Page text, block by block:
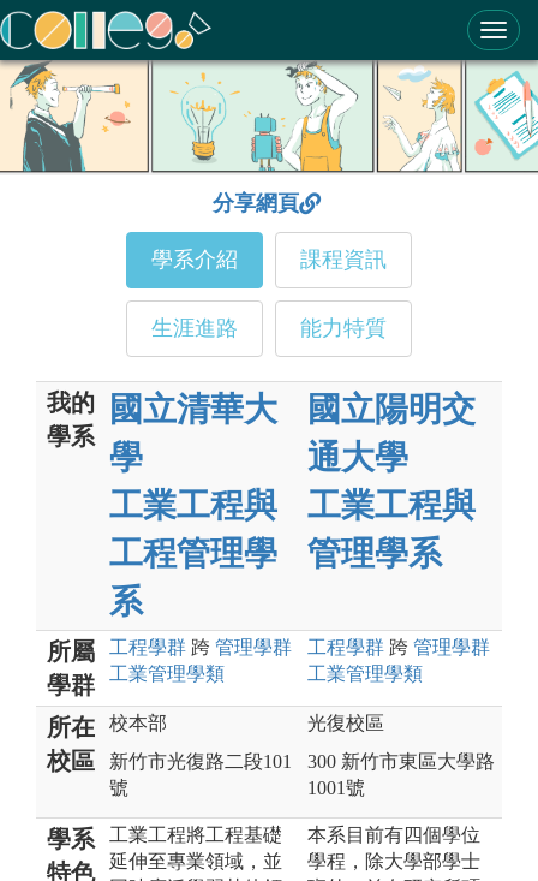
ColleGo! 大學選才與高中育才輔助系統
分享網頁
學系介紹 課程資訊
生涯進路 能力特質
我的
學系
國立清華大
學
工業工程與
工程管理學
系
國立陽明交
通大學
工業工程與
管理學系
所屬
學群
工程學群 跨 管理學群
工業管理學類
工程學群 跨 管理學群
工業管理學類
所在
校區
校本部
新竹市光復路二段101
號
光復校區
300 新竹市東區大學路
1001號
學系
特色
工業工程將工程基礎
延伸至專業領域，並
本系目前有四個學位
學程，除大學部學士